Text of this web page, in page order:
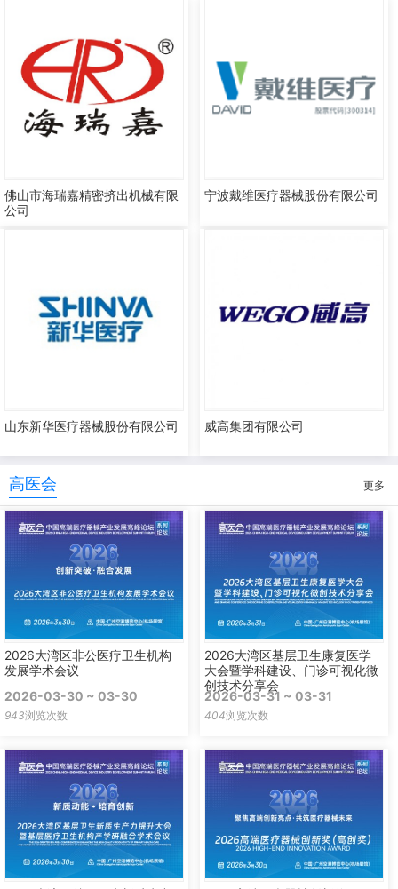
佛山市海瑞嘉精密挤出机械有限
公司
宁波戴维医疗器械股份有限公司
山东新华医疗器械股份有限公司 威高集团有限公司
高医会 更多
2026大湾区非公医疗卫生机构
发展学术会议
2026-03-30 ~ 03-30
943浏览次数
2026大湾区基层卫生康复医学
大会暨学科建设、门诊可视化微
创技术分享会
2026-03-31 ~ 03-31
404浏览次数